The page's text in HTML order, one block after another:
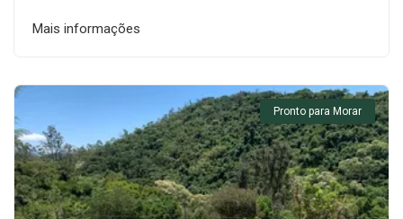
Mais informações
Pronto para Morar